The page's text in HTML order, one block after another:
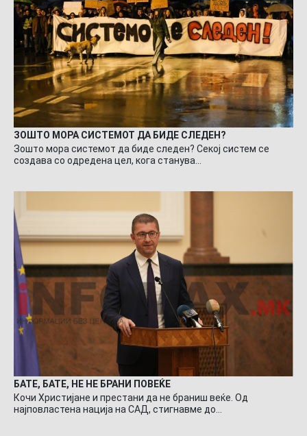
ЗОШТО МОРА СИСТЕМОТ ДА БИДЕ СЛЕДЕН?
Зошто мора системот да биде следен? Секој систем се
создава со одредена цел, кога станува…
БАТЕ, БАТЕ, НЕ НЕ БРАНИ ПОВЕЌЕ
Кочи Христијане и престани да не браниш веќе. Од
најповластена нација на САД, стигнавме до…